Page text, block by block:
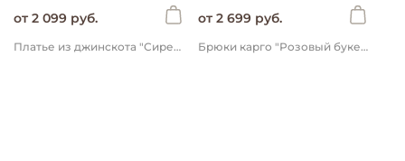
от 2 099 руб.
Платье из джинскота "Сиреневый крокус"
от 2 699 руб.
Брюки карго "Розовый букет"